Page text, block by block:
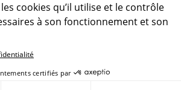
© 2026, CNRS
Se connecter
Gestion des cookies
cookies qu’il utilise et le contrôle
à son fonctionnement et son
certifiés par